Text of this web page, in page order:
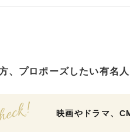
、プロポーズしたい有名
映画やドラマ、